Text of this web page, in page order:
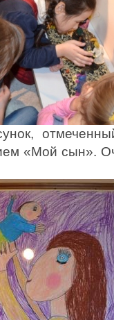
«Мой сын».